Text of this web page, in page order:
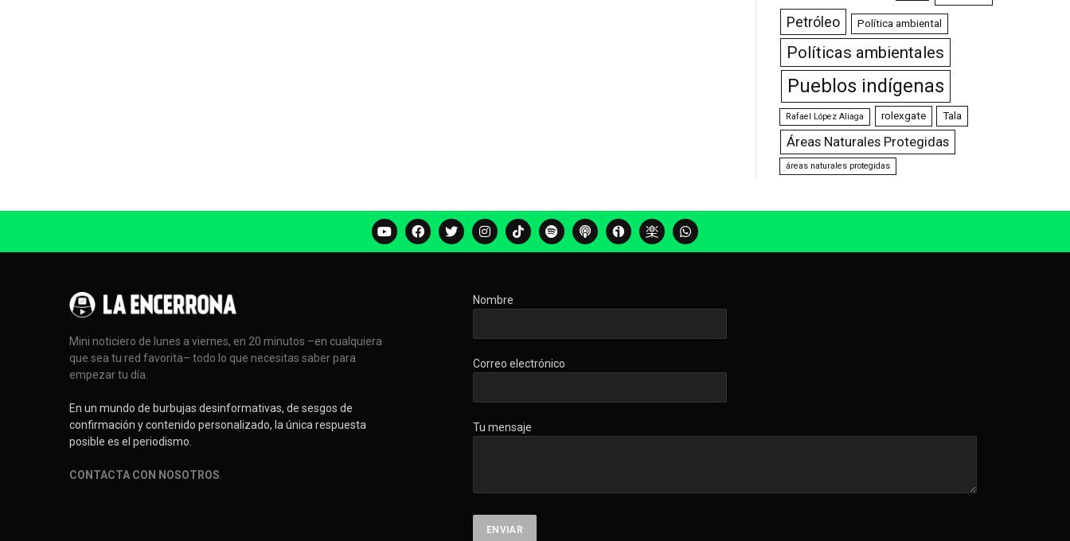
Petróleo Política ambiental
Políticas ambientales
Pueblos indígenas
Rafael López Aliaga rolexgate Tala
Áreas Naturales Protegidas
áreas naturales protegidas
Mini noticiero de lunes a viernes, en 20 minutos –en cualquiera
que sea tu red favorita– todo lo que necesitas saber para
empezar tu día.
En un mundo de burbujas desinformativas, de sesgos de
confirmación y contenido personalizado, la única respuesta
posible es el periodismo.
CONTACTA CON NOSOTROS
Nombre
Correo electrónico
Tu mensaje